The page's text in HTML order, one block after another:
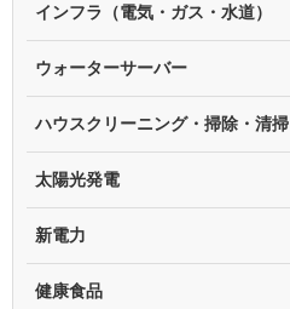
インフラ（電気・ガス・水道）
ウォーターサーバー
ハウスクリーニング・掃除・清掃
太陽光発電
新電力
健康食品